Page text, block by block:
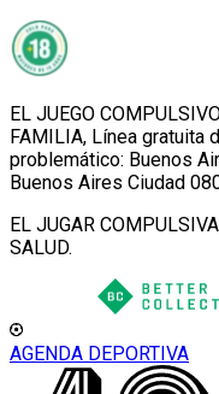
EL JUEGO
FAMILIA, Línea gratuita
problemático: Buenos
Buenos Aires Ciudad
EL JUGAR
SALUD.
AGENDA DEPORTIVA